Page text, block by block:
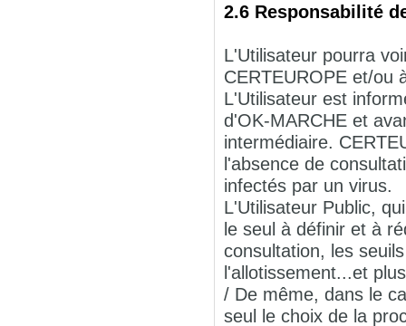
2.6 Responsabilité
L'Utilisateur pourra
CERTEUROPE et/ou
L'Utilisateur est
d'OK-MARCHE et
intermédiaire.
l'absence de
infectés par un virus.
L'Utilisateur Public,
le seul à définir et à
consultation, les
l'allotissement...et
/ De même, dans le
seul le choix de la